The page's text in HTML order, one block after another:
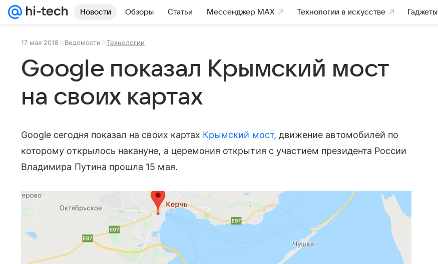
Новости Обзоры Статьи Мессенджер MAX Технологии в искусстве Гаджеты
17 мая 2018 Ведомости Технологии
Google показал Крымский мост
на своих картах
Google сегодня показал на своих картах Крымский мост, движение автомобилей по
которому открылось накануне, а церемония открытия с участием президента России
Владимира Путина прошла 15 мая.